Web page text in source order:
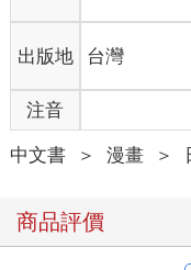
出版地 台灣
注音
中文書 ＞ 漫畫 ＞
商品評價